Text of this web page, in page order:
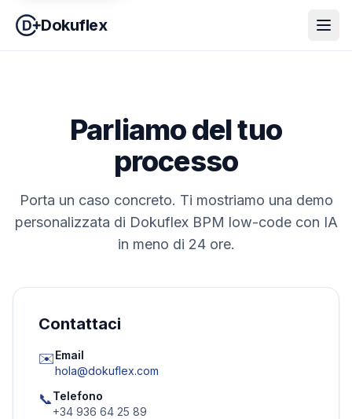
Dokuflex
Parliamo del tuo
processo
Porta un caso concreto. Ti mostriamo una demo
personalizzata di Dokuflex BPM low-code con IA
in meno di 24 ore.
Contattaci
✉️Email
hola@dokuflex.com
📞Telefono
+34 936 64 25 89